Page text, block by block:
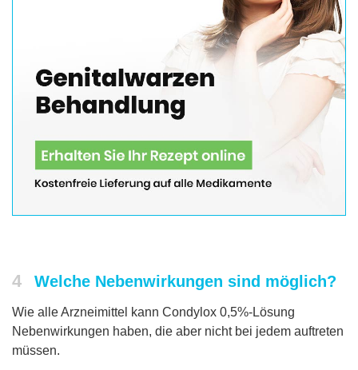
4 Welche Nebenwirkungen sind möglich?
Wie alle Arzneimittel kann Condylox 0,5%-Lösung
Nebenwirkungen haben, die aber nicht bei jedem auftreten
müssen.